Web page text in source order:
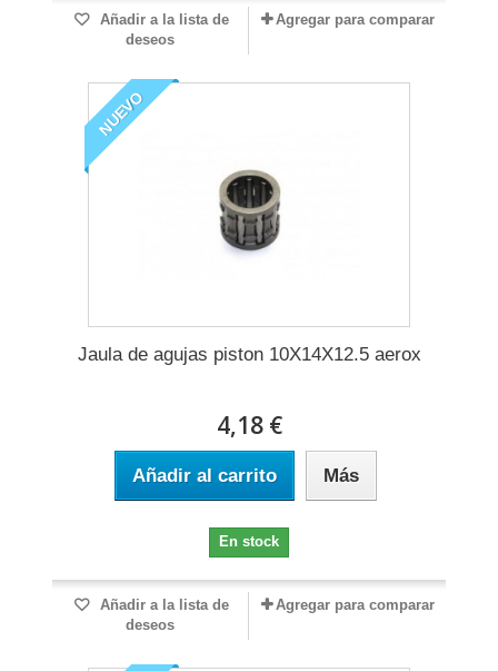
Añadir a la lista de
deseos
Agregar para comparar
NUEVO
Jaula de agujas piston 10X14X12.5 aerox
4,18 €
Añadir al carrito Más
En stock
Añadir a la lista de
deseos
Agregar para comparar